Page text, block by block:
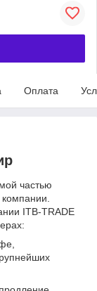
Оплата
частью
ITB-TRADE